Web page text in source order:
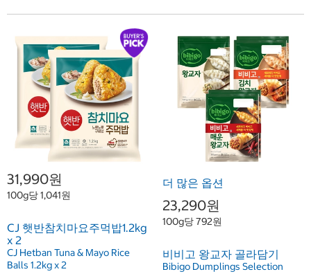
31,990원
100g당 1,041원
CJ 햇반참치마요주먹밥1.2kg
x 2
CJ Hetban Tuna & Mayo Rice
Balls 1.2kg x 2
더 많은 옵션
23,290원
100g당 792원
비비고 왕교자 골라담기
Bibigo Dumplings Selection